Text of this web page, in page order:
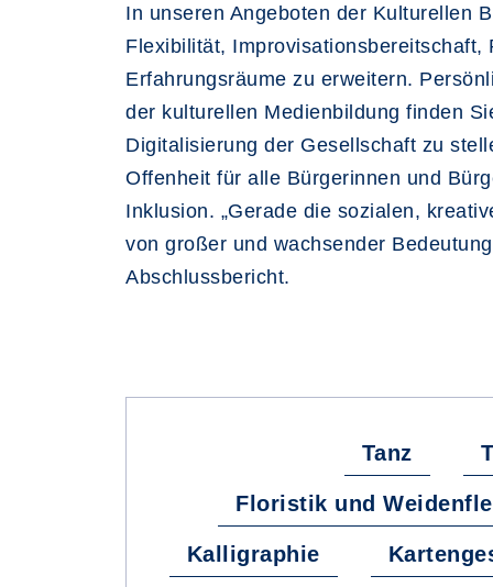
In unseren Angeboten der Kulturellen
Flexibilität,
Erfahrungsräume zu erweitern.
der kulturellen Medienbildung finden
Digitalisierung der Gesellschaft zu
Offenheit für alle Bürgerinnen und
Inklusion. „Gerade die sozialen,
von großer und wachsender
Abschlussbericht.
Tanz
Floristik und
Kalligraphie